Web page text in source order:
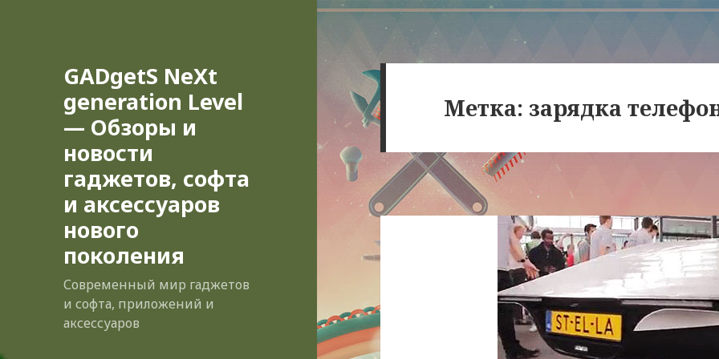
GADgetS NeXt
generation Level
— Обзоры и
новости
гаджетов, софта
и аксессуаров
нового
поколения
Современный мир гаджетов
и софта, приложений и
аксессуаров
Метка: зарядка